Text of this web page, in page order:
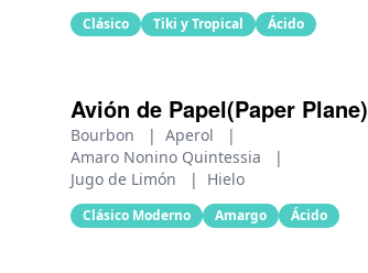
Clásico Tiki y Tropical Ácido
Avión de Papel(Paper Plane)
Bourbon | Aperol
|
Amaro Nonino Quintessia
|
Jugo de Limón
| Hielo
Clásico Moderno Amargo Ácido